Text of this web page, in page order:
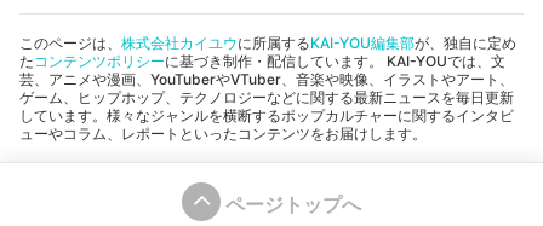
このページは、 株式会社カイユウに所属するKAI-YOU編集部が、独自に定め
た コンテンツポリシーに基づき制作・配信しています。 KAI-YOUでは、文
芸、アニメや漫画、YouTuberやVTuber、音楽や映像、イラストやアート、
ゲーム、ヒップホップ、テクノロジーなどに関する最新ニュースを毎日更新
しています。様々なジャンルを横断するポップカルチャーに関するインタビ
ューやコラム、レポートといったコンテンツをお届けします。
ページトップへ